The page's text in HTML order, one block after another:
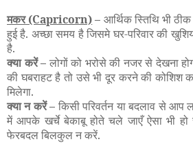
मकर(Capricorn)– आर्थिक स्तिथि भी
हुई है. अच्छा समय है जिसमे घर-परिवार की
है.
क्या करें – लोगों को भरोसे की नजर से देखना
की घबराहट है तो उसे भी दूर करने की कोशिश
मिलेगा.
क्या न करें – किसी परिवर्तन या बदलाव से आप
में आपके खर्चे बेकाबू होते चले जाएँ ऐसा भी
फेरबदल बिलकुल न करें.